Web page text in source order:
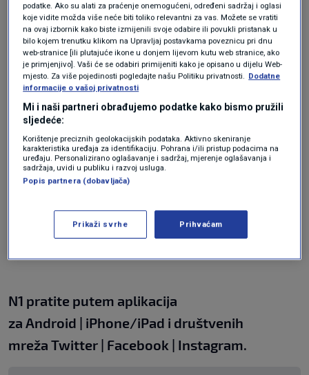
Dalje se navodi da je Biart uhvaćen kao
pripadnik klana Cacciola, mafijaške
organizacije 'Ndrangheta, za koju se pak
navodi da je odavno pretekla Cosu Nostru po
svojoj moći i veličini organizacije.
N1 pratite putem aplikacija
za Android | iPhone/iPad i društvenih
mreža Twitter | Facebook | Instagram.
podatke. Ako su alati za praćenje onemogućeni, određeni sadržaj i oglasi
koje vidite možda više neće biti toliko relevantni za vas. Možete se vratiti
na ovaj izbornik kako biste izmijenili svoje odabire ili povukli pristanak u
bilo kojem trenutku klikom na Upravljaj postavkama poveznicu pri dnu
web-stranice [ili plutajuće ikone u donjem lijevom kutu web stranice, ako
je primjenjivo]. Vaši će se odabiri primijeniti kako je opisano u dijelu Web-
mjesto. Za više pojedinosti pogledajte našu Politiku privatnosti. Dodatne
informacije o vašoj privatnosti
Mi i naši partneri obrađujemo podatke kako bismo pružili
sljedeće:
Korištenje preciznih geolokacijskih podataka. Aktivno skeniranje
karakteristika uređaja za identifikaciju. Pohrana i/ili pristup podacima na
uređaju. Personalizirano oglašavanje i sadržaj, mjerenje oglašavanja i
sadržaja, uvidi u publiku i razvoj usluga.
Popis partnera (dobavljača)
Prikaži svrhe Prihvaćam